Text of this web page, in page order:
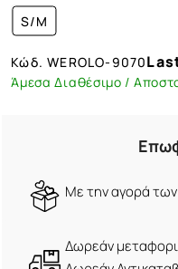
S/M
Κώδ.WEROLO-9070
Άμεσα Διαθέσιμο /
Mε την αγορά
Δωρεάν